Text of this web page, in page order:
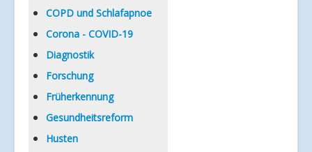
COPD und Schlafapnoe
Corona - COVID-19
Diagnostik
Forschung
Früherkennung
Gesundheitsreform
Husten